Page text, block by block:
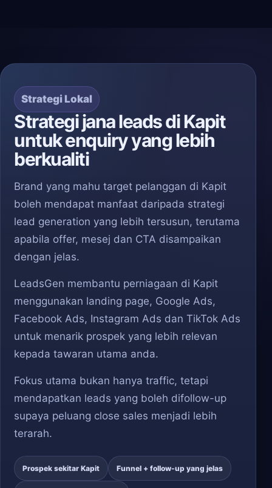
Strategi Lokal
Strategi jana leads di Kapit
untuk enquiry yang lebih
berkualiti
Brand yang mahu target pelanggan di Kapit
boleh mendapat manfaat daripada strategi
lead generation yang lebih tersusun, terutama
apabila offer, mesej dan CTA disampaikan
dengan jelas.
LeadsGen membantu perniagaan di Kapit
menggunakan landing page, Google Ads,
Facebook Ads, Instagram Ads dan TikTok Ads
untuk menarik prospek yang lebih relevan
kepada tawaran utama anda.
Fokus utama bukan hanya traffic, tetapi
mendapatkan leads yang boleh difollow-up
supaya peluang close sales menjadi lebih
terarah.
Prospek sekitar Kapit Funnel + follow-up yang jelas